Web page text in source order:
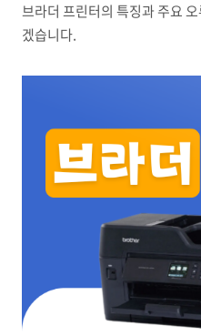
브라더 프린터의 특징과 주요
겠습니다.